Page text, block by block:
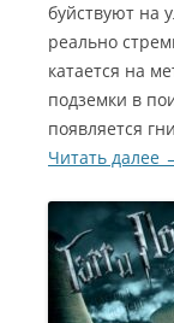
i
z
m
a
Г
о
м
э
р
2
0
0
буйствуют на
реально
катается на
подземки в
появляется
Читать далее